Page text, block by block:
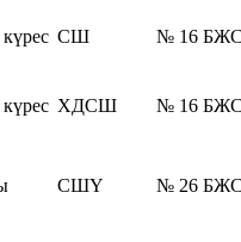
күрес СШ № 16
күрес ХДСШ № 16
СШҮ № 26